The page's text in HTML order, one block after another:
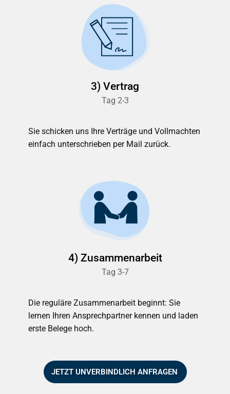
3) Vertrag
Tag 2-3
Sie schicken uns Ihre Verträge und Vollmachten
einfach unterschrieben per Mail zurück.
4) Zusammenarbeit
Tag 3-7
Die reguläre Zusammenarbeit beginnt: Sie
lernen Ihren Ansprechpartner kennen und laden
erste Belege hoch.
JETZT UNVERBINDLICH ANFRAGEN